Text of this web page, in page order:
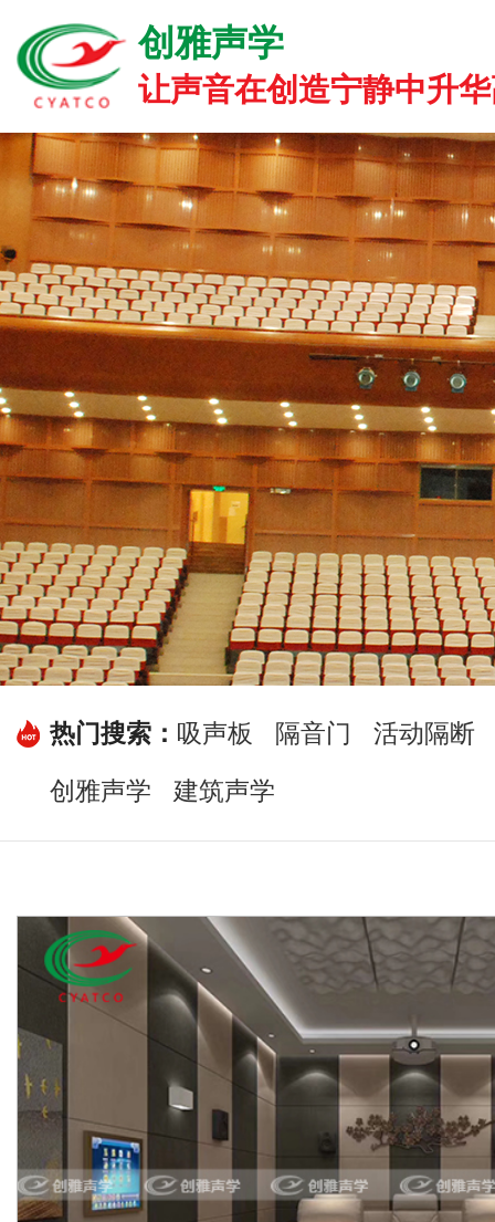
创雅声学
让声音在创造宁静中升华
热门搜索： 吸声板 隔音门 活动隔断
创雅声学 建筑声学